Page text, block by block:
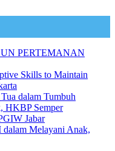
PERTEMANAN
Skills to Maintain
dalam Tumbuh
HKBP Semper
Jabar
Melayani Anak,